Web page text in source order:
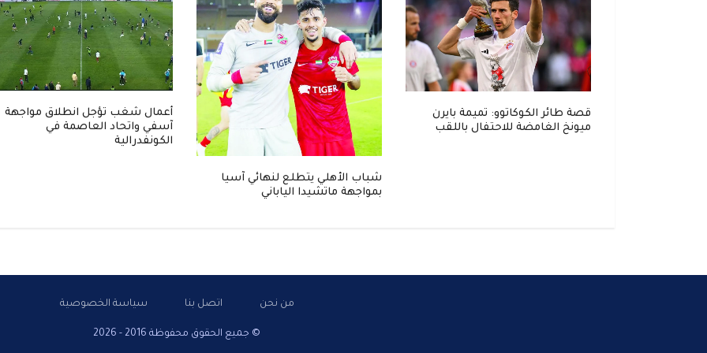
قصة طائر الكوكاتوو: تميمة بايرن
ميونخ الغامضة للاحتفال باللقب
شباب الأهلي يتطلع لنهائي آسيا
بمواجهة ماتشيدا الياباني
أعمال شغب تؤجل انطلاق مواجهة
آسفي واتحاد العاصمة في
الكونفدرالية
من نحن اتصل بنا سياسة الخصوصية
© جميع الحقوق محفوظة 2016 - 2026